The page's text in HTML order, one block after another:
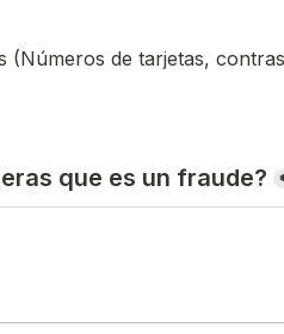
(Números de tarjetas,
que es un fraude?